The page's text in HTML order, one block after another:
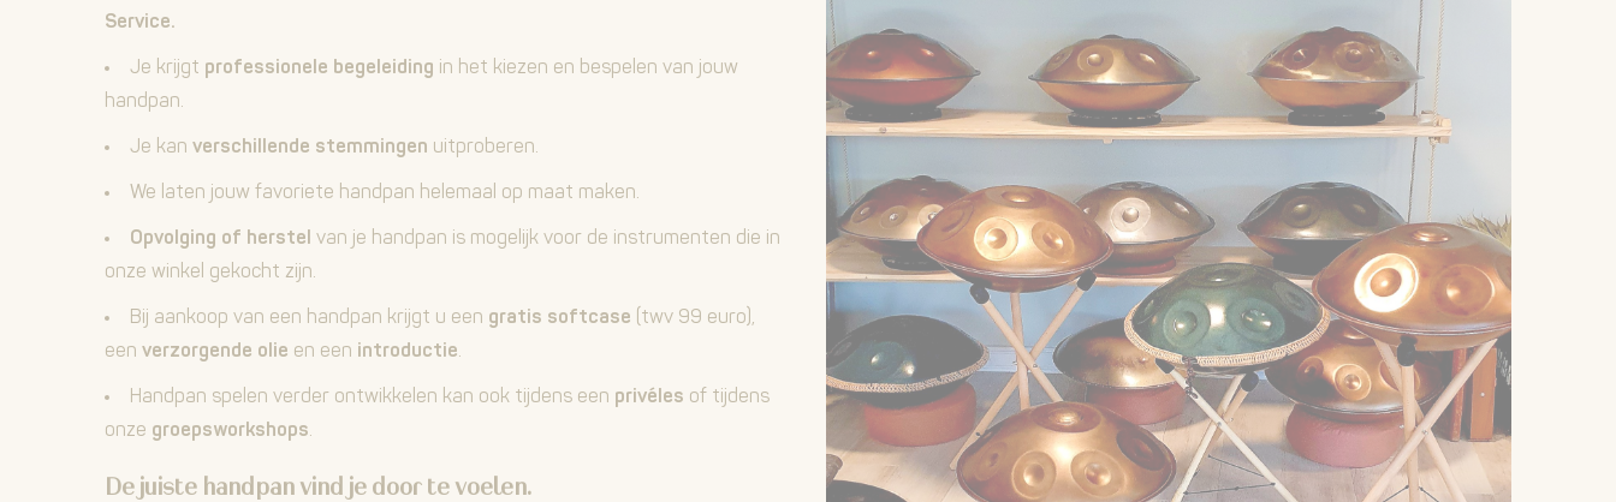
Service.
Je krijgt professionele begeleiding in het kiezen en bespelen van jouw
handpan.
Je kan verschillende stemmingen uitproberen.
We laten jouw favoriete handpan helemaal op maat maken.
Opvolging of herstel van je handpan is mogelijk voor de instrumenten die in
onze winkel gekocht zijn.
Bij aankoop van een handpan krijgt u een gratis softcase (twv 99 euro),
een verzorgende olie en een introductie.
Handpan spelen verder ontwikkelen kan ook tijdens een privéles of tijdens
onze groepsworkshops.
De juiste handpan vind je door te voelen.